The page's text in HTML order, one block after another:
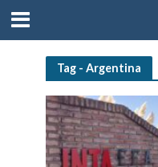
Tag - Argentina